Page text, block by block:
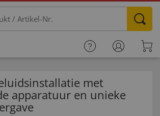
met
apparatuur en unieke